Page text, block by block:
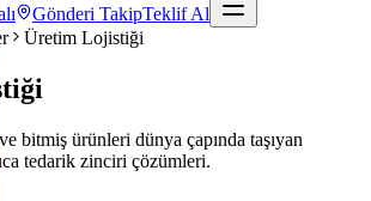
Gönderi TakipTeklif Al
Üretim Lojistiği
bitmiş ürünleri dünya çapında taşıyan
tedarik zinciri çözümleri.